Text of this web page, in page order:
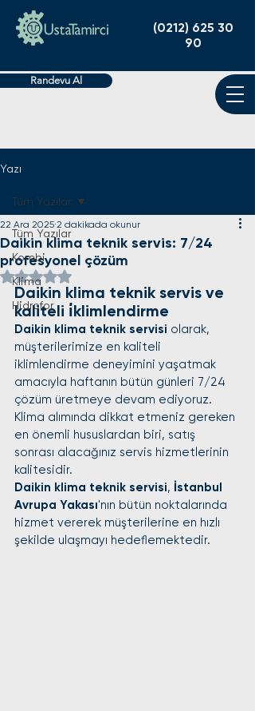
(0212) 625 30
90
Randevu Al
Yazı
Tüm Yazılar
Kombi
Klima
Hidrofor
Tüm Yazılar
Daikin klima teknik servis: 7/24
profesyonel çözüm
22 Ara 2025 2 dakikada okunur
5 üzerinden NaN yıldız
Daikin klima teknik servis ve
kaliteli i̇klimlendirme
Daikin klima teknik servisi olarak,
müşterilerimize en kaliteli
iklimlendirme deneyimini yaşatmak
amacıyla haftanın bütün günleri 7/24
çözüm üretmeye devam ediyoruz.
Klima alımında dikkat etmeniz gereken
en önemli hususlardan biri, satış
sonrası alacağınız servis hizmetlerinin
kalitesidir.
Daikin klima teknik servisi, İstanbul
Avrupa Yakası'nın bütün noktalarında
hizmet vererek müşterilerine en hızlı
şekilde ulaşmayı hedeflemektedir.